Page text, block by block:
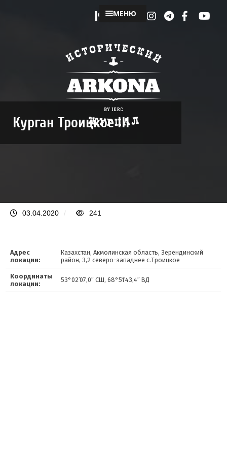
МЕНЮ
Курган Троицкое III
03.04.2020 / 241
Адрес
локации:
Казахстан, Акмолинская область, Зерендинский
район, 3,2 северо-западнее с.Троицкое
Координаты
локации:
53°02′07,0″ СШ, 68°51′43,4″ ВД